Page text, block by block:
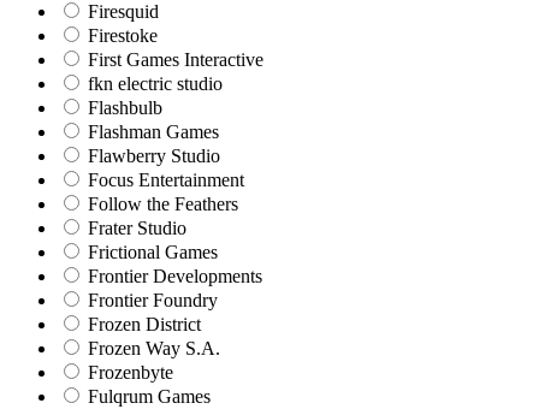
Firesquid
Firestoke
First Games Interactive
fkn electric studio
Flashbulb
Flashman Games
Flawberry Studio
Focus Entertainment
Follow the Feathers
Frater Studio
Frictional Games
Frontier Developments
Frontier Foundry
Frozen District
Frozen Way S.A.
Frozenbyte
Fulqrum Games